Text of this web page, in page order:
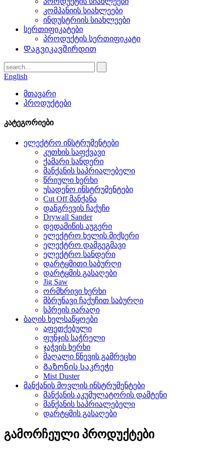
კომპანიის სიახლეები
ინდუსტრიის სიახლეები
სერთიფიკატები
პროდუქტის სერთიფიკატი
Დაგვიკავშირდით
English
მთავარი
პროდუქტები
კატეგორიები
ელექტრო ინსტრუმენტები
კუთხის საფქვავი
ქამარი სანდერი
მანქანის საპრიალებელი
წრიული ხერხი
უსადენო ინსტრუმენტები
Cut Off მანქანა
დანგრევის ჩაქუჩი
Drywall Sander
დედამიწის აუგერი
ელექტრო ხელის მიქსერი
ელექტრო დამგეგმავი
ელექტრო სანდერი
დარტყმითი საბურღი
დარტყმის გასაღები
Jig Saw
ორმხრივი ხერხი
მბრუნავი ჩაქუჩით საბურღი
სპრეის იარაღი
ბაღის ხელსაწყოები
აფეთქებული
ფუნჯის საჭრელი
ჯაჭვის ხერხი
მაღალი წნევის გამრეცხი
Გაზონის საკრეჭი
Mist Duster
მანქანის მოვლის ინსტრუმენტები
მანქანის აკუმულატორის დამტენი
მანქანის საპრიალებელი
დარტყმის გასაღები
გამორჩეული პროდუქტები